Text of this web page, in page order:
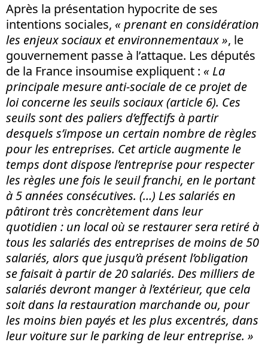
Après la présentation hypocrite de ses
intentions sociales, « prenant en considération
les enjeux sociaux et environnementaux », le
gouvernement passe à l’attaque. Les députés
de la France insoumise expliquent : « La
principale mesure anti-sociale de ce projet de
loi concerne les seuils sociaux (article 6). Ces
seuils sont des paliers d’effectifs à partir
desquels s’impose un certain nombre de règles
pour les entreprises. Cet article augmente le
temps dont dispose l’entreprise pour respecter
les règles une fois le seuil franchi, en le portant
à 5 années consécutives. (…) Les salariés en
pâtiront très concrètement dans leur
quotidien : un local où se restaurer sera retiré à
tous les salariés des entreprises de moins de 50
salariés, alors que jusqu’à présent l’obligation
se faisait à partir de 20 salariés. Des milliers de
salariés devront manger à l’extérieur, que cela
soit dans la restauration marchande ou, pour
les moins bien payés et les plus excentrés, dans
leur voiture sur le parking de leur entreprise. »